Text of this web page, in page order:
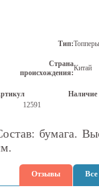
Тип:
Страна
происхождения:
Китай
Наличие
12591
бумага.
Отзывы